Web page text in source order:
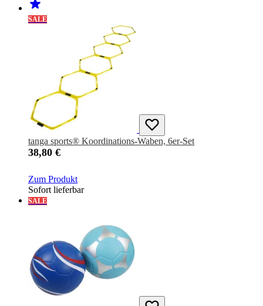
SALE
tanga sports® Koordinations-Waben, 6er-Set
38,80 €
Zum Produkt
Sofort lieferbar
SALE